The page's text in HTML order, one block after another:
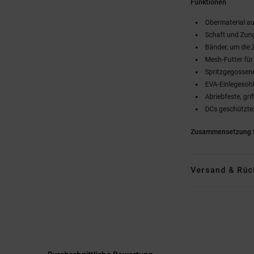
Funktionen
Obermaterial
Schaft und
Bänder, um die
Mesh-Futter
EVA-
Abriebfeste,
DCs
Zusammensetzung
Versand &